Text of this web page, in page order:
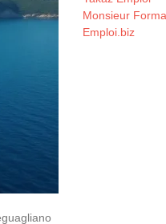
Monsieur
Emploi.biz